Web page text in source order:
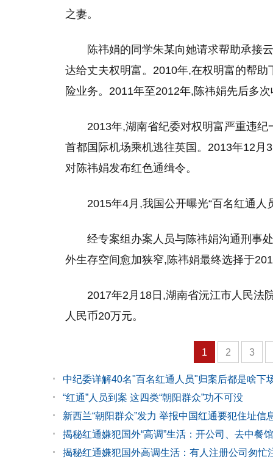
之妻。
陈祎娟的同学朱某向她请求帮助承接
达给丈夫权明富。2010年,在权明富的帮
险业务。2011年至2012年,陈祎娟先后多
2013年,湖南省纪委对权明富严重违
首都国际机场乘机逃往英国。2013年12
对陈祎娟发布红色通缉令。
2015年4月,我国公开曝光“百名红通人
经专案组办案人员与陈祎娟沟通刑事
外生存空间愈加狭窄,陈祎娟最终选择于
2017年2月18日,湖南省沅江市人民法
人民币20万元。
1 2 3
中纪委详解40名"百名红通人员"归案后都是啥下
“红通”人员到案 这四类“朝阳群众”功不可没
新西兰“朝阳群众”发力 举报中国红通要犯住址信
揭秘红通嫌犯国外“高调”生活：开公司、去中餐馆
揭秘红通嫌犯国外高调生活：有人注册公司匆忙